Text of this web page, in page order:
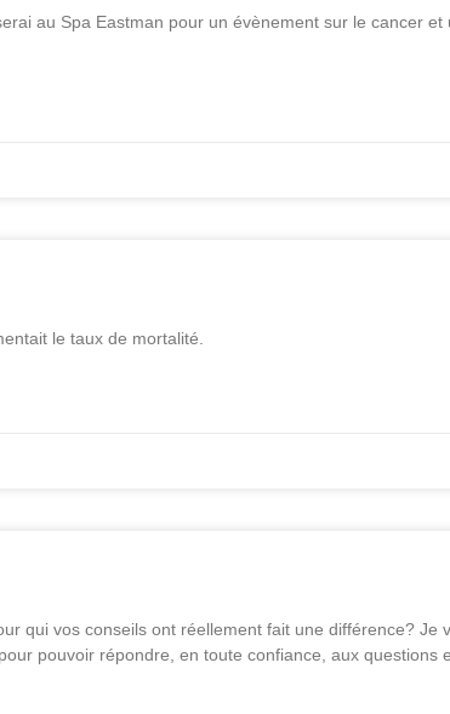
au Spa Eastman pour un évènement sur le cancer et
le taux de mortalité.
qui vos conseils ont réellement fait une différence? Je
pouvoir répondre, en toute confiance, aux questions